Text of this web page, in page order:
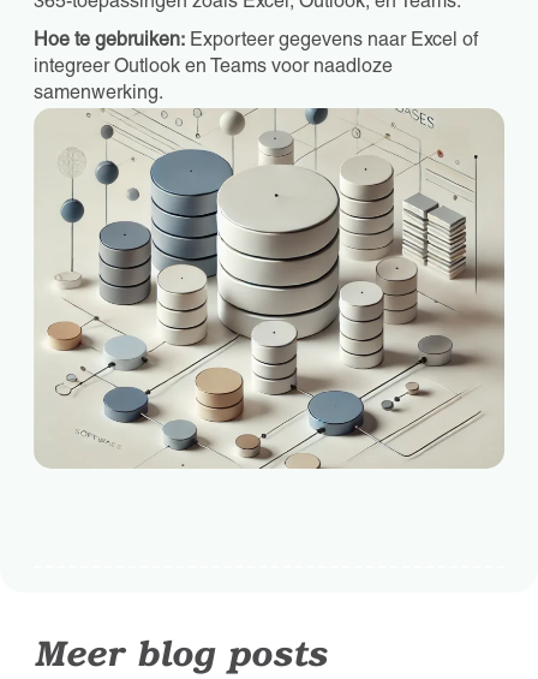
Hoe te gebruiken: Exporteer gegevens naar Excel of
integreer Outlook en Teams voor naadloze
samenwerking.
Meer blog posts